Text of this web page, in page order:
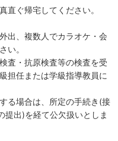
直ぐ帰宅してください。
出、複数人でカラオケ・会
い。
査・抗原検査等の検査を受
担任または学級指導教員に
る場合は、所定の手続き(接
提出)を経て公欠扱いとしま